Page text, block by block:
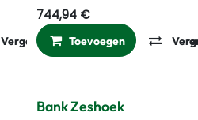
Vergelijken Toevoegen aan
744,94€
Toevoegen
Bank Zeshoek